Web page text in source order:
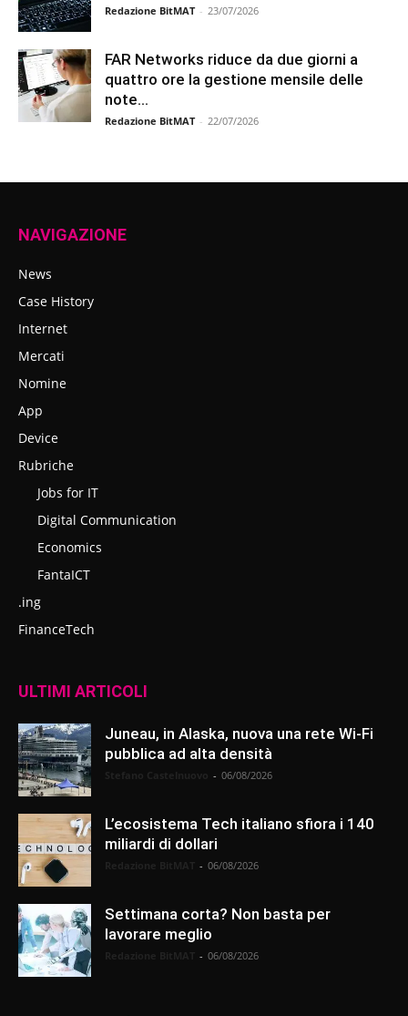
Redazione BitMAT - 23/07/2026
FAR Networks riduce da due giorni a
quattro ore la gestione mensile delle
note...
Redazione BitMAT - 22/07/2026
NAVIGAZIONE
News
Case History
Internet
Mercati
Nomine
App
Device
Rubriche
Jobs for IT
Digital Communication
Economics
FantaICT
.ing
FinanceTech
ULTIMI ARTICOLI
Juneau, in Alaska, nuova una rete Wi-Fi
pubblica ad alta densità
- 06/08/2026
L’ecosistema Tech italiano sfiora i 140
miliardi di dollari
- 06/08/2026
Settimana corta? Non basta per
lavorare meglio
- 06/08/2026